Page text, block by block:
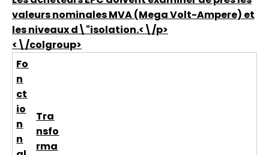
valeurs nominales MVA (Mega Volt-Ampere) et
les niveaux d\"isolation.<\/p>
<\/colgroup>
Fo
n
ct
io
n
n
Tra
nsfo
rma